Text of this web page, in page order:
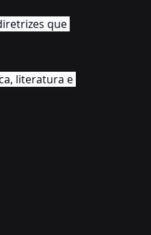
que
literatura e